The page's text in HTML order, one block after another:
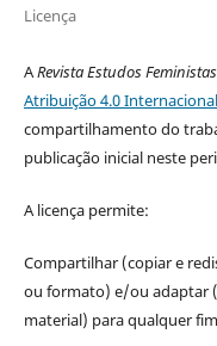
Licença
ARevista Estudos Feministas
Atribuição 4.0 Internacional
compartilhamento do
publicação inicial neste
A licença permite:
Compartilhar (copiar e
ou formato) e/ou adaptar
material) para qualquer